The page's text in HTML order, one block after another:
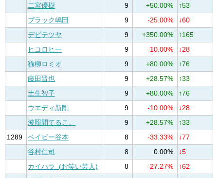
二宮優樹
9 +50.00%
↑53
ブラック嶋田
9 -25.00%
↓60
デビテツヤ
9 +350.00%
↑165
ヒコロヒー
9 -10.00%
↓28
猫柳ロミオ
9 +80.00%
↑76
藤田晋也
9 +28.57%
↑33
土生智子
9 +80.00%
↑76
ウエディ新剛
9 -10.00%
↓28
波照間てるこ。
9 +28.57%
↑33
1289
ベイビー谷本 8 -33.33%
↓77
谷村仁司
8 0.00%
↓5
カイハラ_(お笑い芸人)
8 -27.27%
↓62